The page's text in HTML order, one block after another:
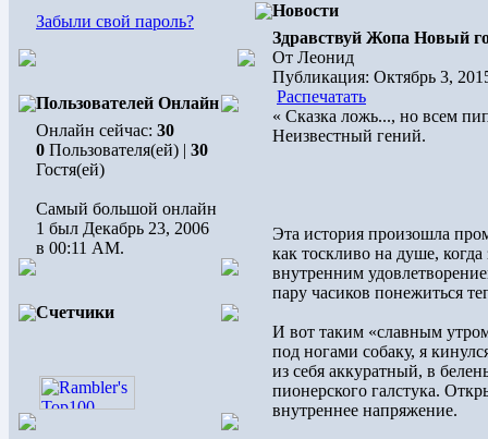
Забыли свой пароль?
Пользователей Онлайн
Онлайн сейчас: 30
0 Пользователя(ей) | 30
Гостя(ей)
Самый большой онлайн
1 был Декабрь 23, 2006
в 00:11 AM.
Счетчики
Новости
Здравствуй Жопа Новый
От Леонид
Публикация: Октябрь 3,
Распечатать
« Сказка ложь..., но всем
Неизвестный гений.
Эта история произошла
как тоскливо на душе,
внутренним
пару часиков понежиться
И вот таким «славным
под ногами собаку, я
из себя аккуратный, в
пионерского галстука.
внутреннее напряжение.